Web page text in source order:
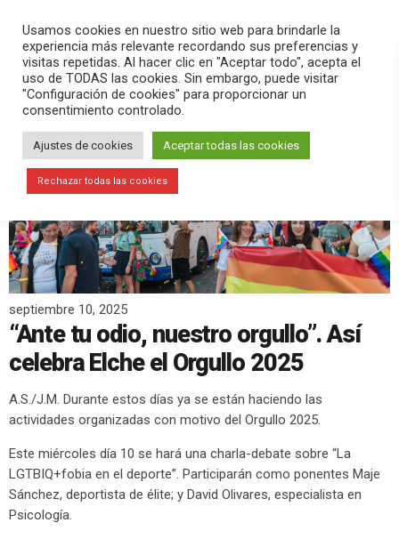
search menu pause PLAY
septiembre 10, 2025
“Ante tu odio, nuestro orgullo”. Así
celebra Elche el Orgullo 2025
A.S./J.M. Durante estos días ya se están haciendo las
actividades organizadas con motivo del Orgullo 2025.
Este miércoles día 10 se hará una charla-debate sobre “La
LGTBIQ+fobia en el deporte”. Participarán como ponentes Maje
Sánchez, deportista de élite; y David Olivares, especialista en
Psicología.
Usamos cookies en nuestro sitio web para brindarle la
experiencia más relevante recordando sus preferencias y
visitas repetidas. Al hacer clic en "Aceptar todo", acepta el
uso de TODAS las cookies. Sin embargo, puede visitar
"Configuración de cookies" para proporcionar un
consentimiento controlado.
Ajustes de cookies Aceptar todas las cookies
Rechazar todas las cookies